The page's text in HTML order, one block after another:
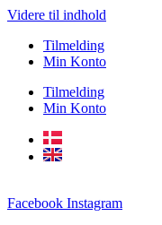
Videre til indhold
Tilmelding
Min Konto
Tilmelding
Min Konto
Facebook Instagram